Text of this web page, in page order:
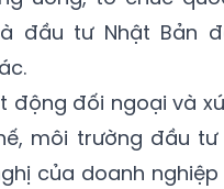
đầu tư Nhật Bản
động đối ngoại và
môi trường đầu
của doanh